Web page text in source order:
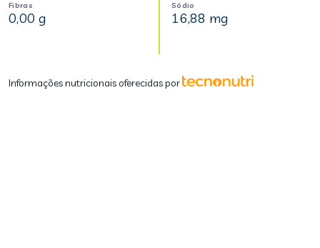
Fibras
0,00 g
Sódio
16,88 mg
Informações nutricionais oferecidas por